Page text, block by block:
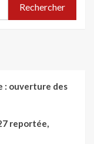
Rechercher
: ouverture des
reportée,